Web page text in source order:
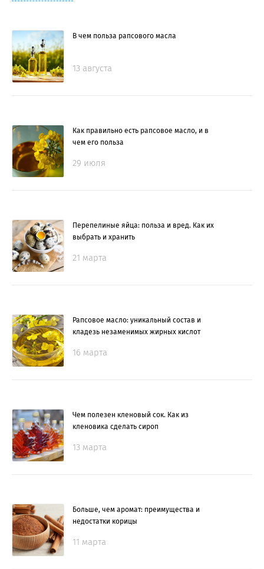
В чем польза рапсового масла
13 августа
Как правильно есть рапсовое масло, и в
чем его польза
29 июля
Перепелиные яйца: польза и вред. Как их
выбрать и хранить
21 марта
Рапсовое масло: уникальный состав и
кладезь незаменимых жирных кислот
16 марта
Чем полезен кленовый сок. Как из
кленовика сделать сироп
13 марта
Больше, чем аромат: преимущества и
недостатки корицы
11 марта